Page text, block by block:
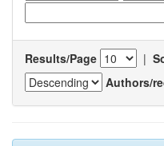
Results/Page |
Authors/